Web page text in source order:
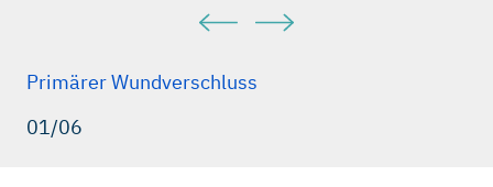
Primärer Wundverschluss
01/06